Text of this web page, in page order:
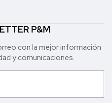
P&M
con la mejor in formación
y comunicaciones.